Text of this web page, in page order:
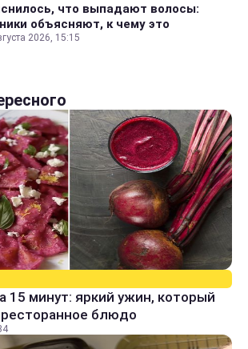
что выпадают волосы:
объясняют, к чему это
2026, 15:15
15 минут: яркий ужин, который
блюдо